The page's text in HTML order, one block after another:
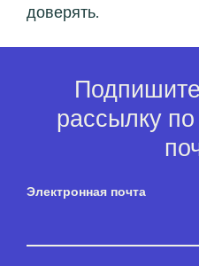
доверять.
рассылку
Электронная почта